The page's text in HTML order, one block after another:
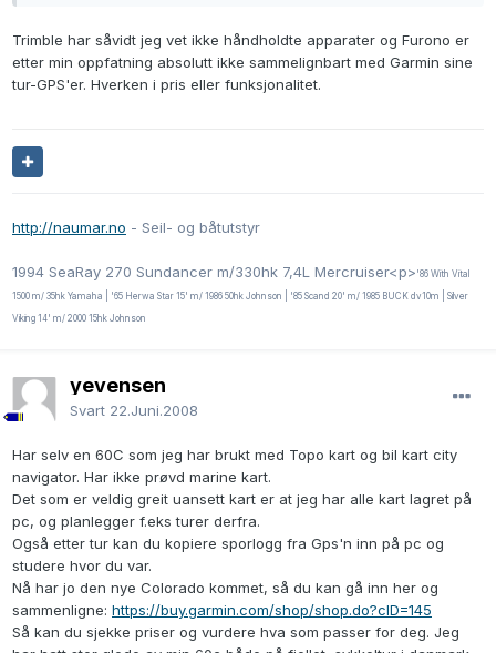
Trimble har såvidt jeg vet ikke håndholdte apparater og Furono er
etter min oppfatning absolutt ikke sammelignbart med Garmin sine
tur-GPS'er. Hverken i pris eller funksjonalitet.
http://naumar.no - Seil- og båtutstyr
1994 SeaRay 270 Sundancer m/330hk 7,4L Mercruiser<p> '86 With Vital
1500 m/ 35hk Yamaha | '65 Herwa Star 15' m/ 1986 50hk Johnson | '85 Scand 20' m/ 1985 BUCK dv10m | Silver
Viking 14' m/ 2000 15hk Johnson
yevensen
Svart 22.Juni.2008
Har selv en 60C som jeg har brukt med Topo kart og bil kart city
navigator. Har ikke prøvd marine kart.
Det som er veldig greit uansett kart er at jeg har alle kart lagret på
pc, og planlegger f.eks turer derfra.
Også etter tur kan du kopiere sporlogg fra Gps'n inn på pc og
studere hvor du var.
Nå har jo den nye Colorado kommet, så du kan gå inn her og
sammenligne: https://buy.garmin.com/shop/shop.do?cID=145
Så kan du sjekke priser og vurdere hva som passer for deg. Jeg